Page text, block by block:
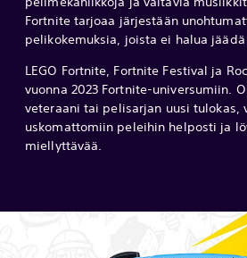
Fortnite tarjoaa järjestään
pelikokemuksia, joista ei halua
LEGO Fortnite, Fortnite Festival ja
vuonna 2023 Fortnite-universumiin.
veteraani tai pelisarjan uusi tulokas,
uskomattomiin peleihin helposti ja
miellyttävää.